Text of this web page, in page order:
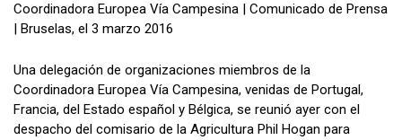
Coordinadora Europea Vía Campesina | Comunicado de Prensa
| Bruselas, el 3 marzo 2016
Una delegación de organizaciones miembros de la
Coordinadora Europea Vía Campesina, venidas de Portugal,
Francia, del Estado español y Bélgica, se reunió ayer con el
despacho del comisario de la Agricultura Phil Hogan para